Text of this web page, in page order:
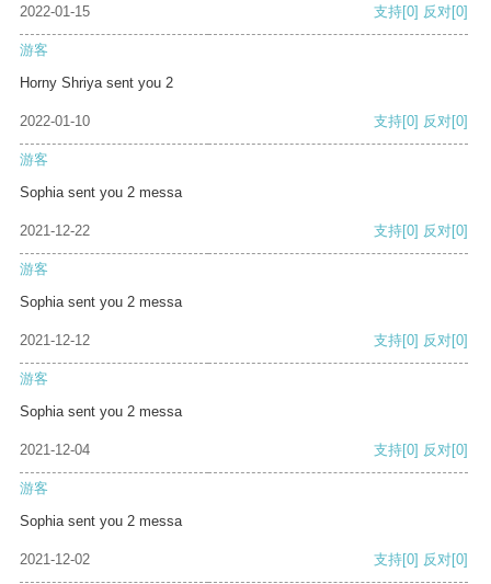
2022-01-15 支持[0] 反对[0]
游客
Horny Shriya sent you 2
2022-01-10 支持[0] 反对[0]
游客
Sophia sent you 2 messa
2021-12-22 支持[0] 反对[0]
游客
Sophia sent you 2 messa
2021-12-12 支持[0] 反对[0]
游客
Sophia sent you 2 messa
2021-12-04 支持[0] 反对[0]
游客
Sophia sent you 2 messa
2021-12-02 支持[0] 反对[0]